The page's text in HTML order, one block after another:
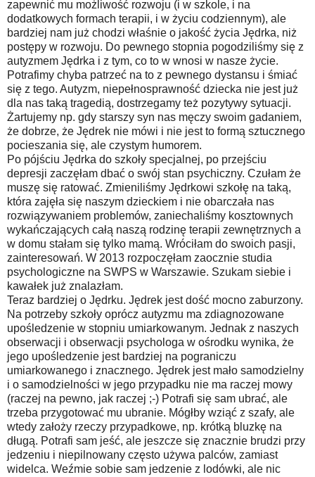
zapewnić mu możliwość rozwoju (i w szkole, i na
dodatkowych formach terapii, i w życiu codziennym), ale
bardziej nam już chodzi właśnie o jakość życia Jędrka, niż
postępy w rozwoju. Do pewnego stopnia pogodziliśmy się z
autyzmem Jędrka i z tym, co to w wnosi w nasze życie.
Potrafimy chyba patrzeć na to z pewnego dystansu i śmiać
się z tego. Autyzm, niepełnosprawność dziecka nie jest już
dla nas taką tragedią, dostrzegamy też pozytywy sytuacji.
Żartujemy np. gdy starszy syn nas męczy swoim gadaniem,
że dobrze, że Jędrek nie mówi i nie jest to formą sztucznego
pocieszania się, ale czystym humorem.
Po pójściu Jędrka do szkoły specjalnej, po przejściu
depresji zaczęłam dbać o swój stan psychiczny. Czułam że
muszę się ratować. Zmieniliśmy Jędrkowi szkołę na taką,
która zajęła się naszym dzieckiem i nie obarczała nas
rozwiązywaniem problemów, zaniechaliśmy kosztownych
wykańczających całą naszą rodzinę terapii zewnętrznych a
w domu stałam się tylko mamą. Wróciłam do swoich pasji,
zainteresowań. W 2013 rozpoczęłam zaocznie studia
psychologiczne na SWPS w Warszawie. Szukam siebie i
kawałek już znalazłam.
Teraz bardziej o Jędrku. Jędrek jest dość mocno zaburzony.
Na potrzeby szkoły oprócz autyzmu ma zdiagnozowane
upośledzenie w stopniu umiarkowanym. Jednak z naszych
obserwacji i obserwacji psychologa w ośrodku wynika, że
jego upośledzenie jest bardziej na pograniczu
umiarkowanego i znacznego. Jędrek jest mało samodzielny
i o samodzielności w jego przypadku nie ma raczej mowy
(raczej na pewno, jak raczej ;-) Potrafi się sam ubrać, ale
trzeba przygotować mu ubranie. Mógłby wziąć z szafy, ale
wtedy założy rzeczy przypadkowe, np. krótką bluzkę na
długą. Potrafi sam jeść, ale jeszcze się znacznie brudzi przy
jedzeniu i niepilnowany często używa palców, zamiast
widelca. Weźmie sobie sam jedzenie z lodówki, ale nic